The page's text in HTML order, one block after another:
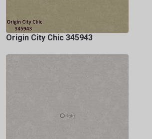
Origin City Chic 345943